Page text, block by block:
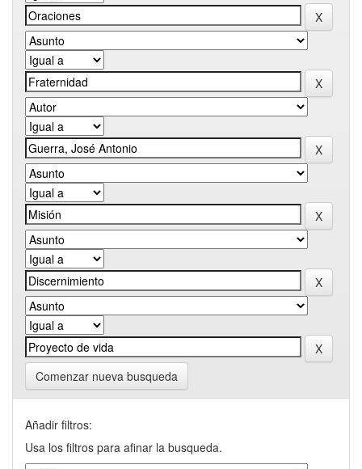
Comenzar nueva busqueda
Añadir filtros:
Usa los filtros para afinar la busqueda.